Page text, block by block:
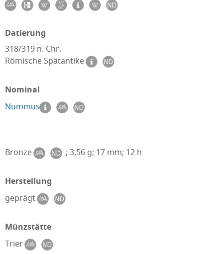
Datierung
318/319 n. Chr.
Römische Spätantike
Nominal
Nummus
Bronze ; 3,56 g; 17 mm; 12 h
Herstellung
geprägt
Münzstätte
Trier